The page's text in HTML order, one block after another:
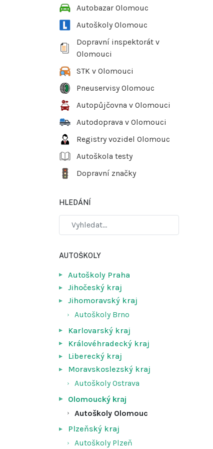
Autobazar Olomouc
Autoškoly Olomouc
Dopravní inspektorát v
Olomouci
STK v Olomouci
Pneuservisy Olomouc
Autopůjčovna v Olomouci
Autodoprava v Olomouci
Registry vozidel Olomouc
Autoškola testy
Dopravní značky
HLEDÁNÍ
AUTOŠKOLY
Autoškoly Praha
Jihočeský kraj
Jihomoravský kraj
Autoškoly Brno
Karlovarský kraj
Královéhradecký kraj
Liberecký kraj
Moravskoslezský kraj
Autoškoly Ostrava
Olomoucký kraj
Autoškoly Olomouc
Plzeňský kraj
Autoškoly Plzeň